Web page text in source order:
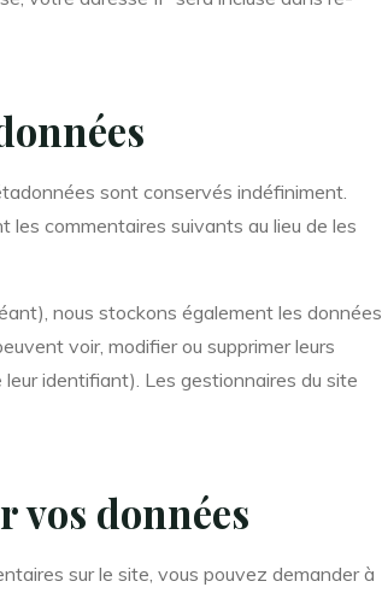
sont conservés indéfiniment.
commentaires suivants au lieu de les
nous stockons également les données
voir, modifier ou supprimer leurs
identifiant). Les gestionnaires du site
vos données
sur le site, vous pouvez demander à